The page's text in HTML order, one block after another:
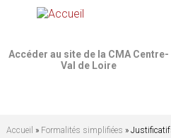
Accéder au site de la CMA Centre-
Val de Loire
Accueil » Formalités simplifiées »